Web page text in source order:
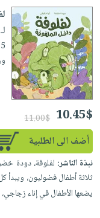
بالأسنان
الحمية
والتغذية
المائدة
الأوعية
والتخزين
أدوات
المطبخ
مبيعاً
العودة
للمدارس
اكسسوارات
كتب
اكسسوارات
منزلية
اكسسوارات
ملابس
مطرزات
حقائب
مجاني
بنود
مختارة
اشتراكات
كل
الاشتراكات
صندوق
القراءة
iKitab
بلا
حدود
بحث
متقدم
نيل
وفرات
عنحسابك
10.45$
11.00$
أضف الى الطلبية
نبذة الناشر: لفلوفة، دودة
ثلاثة أطفال فضوليون، ويبدأ
يضعها الأطفال في إناء